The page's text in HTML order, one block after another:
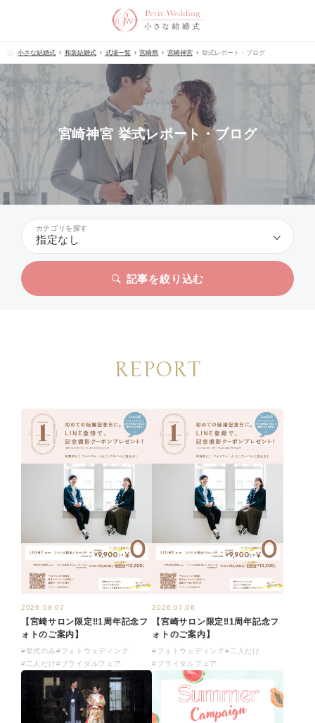
小さな結婚式 和装結婚式 式場一覧 宮崎県 宮崎神宮 挙式レポート・ブログ
宮崎神宮 挙式レポート・ブログ
カテゴリを探す
指定なし
記事を絞り込む
REPORT
2026.08.07
【宮崎サロン限定‼1周年記念フ
ォトのご案内】
#挙式のみ#フォトウェディング
#二人だけ#ブライダルフェア
2026.07.06
【宮崎サロン限定‼1周年記念フ
ォトのご案内】
#フォトウェディング#二人だけ
#ブライダルフェア